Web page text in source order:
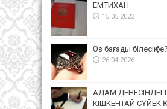
ЕМТИХАН
15.05.2023
Өз бағаңды білесің бе?
26.04.2026
АДАМ
КІШКЕНТАЙ СҮЙЕК